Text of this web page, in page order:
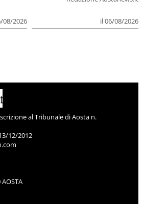
08/2026
il 06/08/2026
al Tribunale di Aosta n.
12/2012